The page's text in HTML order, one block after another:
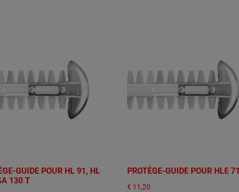
GUIDE POUR HL 91, HL
130 T
PROTÈGE-GUIDE POUR HLE 71
€ 11,20